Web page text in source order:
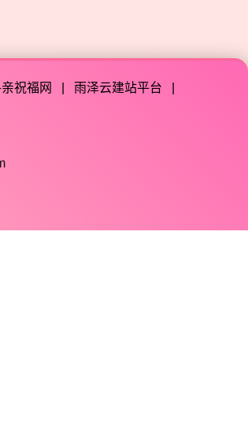
祝福网 雨泽云建站平台